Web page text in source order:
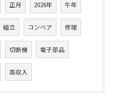
正月 2026年 午年
組立 コンベア 修理
切断機 電子部品
高収入